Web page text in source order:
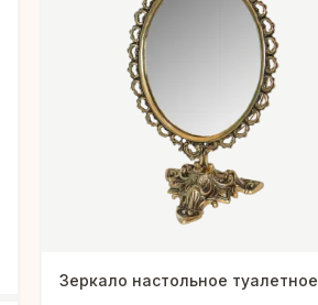
Зеркало настольное туалетное